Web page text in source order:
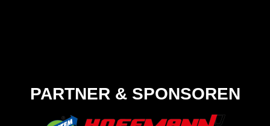
PARTNER & SPONSOREN